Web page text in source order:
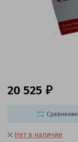
Нет в наличии
20 525
Сравнение